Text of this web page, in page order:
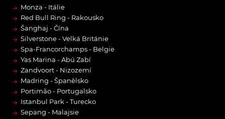
→ Monza - Itálie
→ Red Bull Ring - Rakousko
→ Šanghaj - Čína
→ Silverstone - Velká Británie
→ Spa-Francorchamps - Belgie
→ Yas Marina - Abú Zabí
→ Zandvoort - Nizozemí
→ Madring - Španělsko
→ Portimão - Portugalsko
→ Istanbul Park - Turecko
→ Sepang - Malajsie